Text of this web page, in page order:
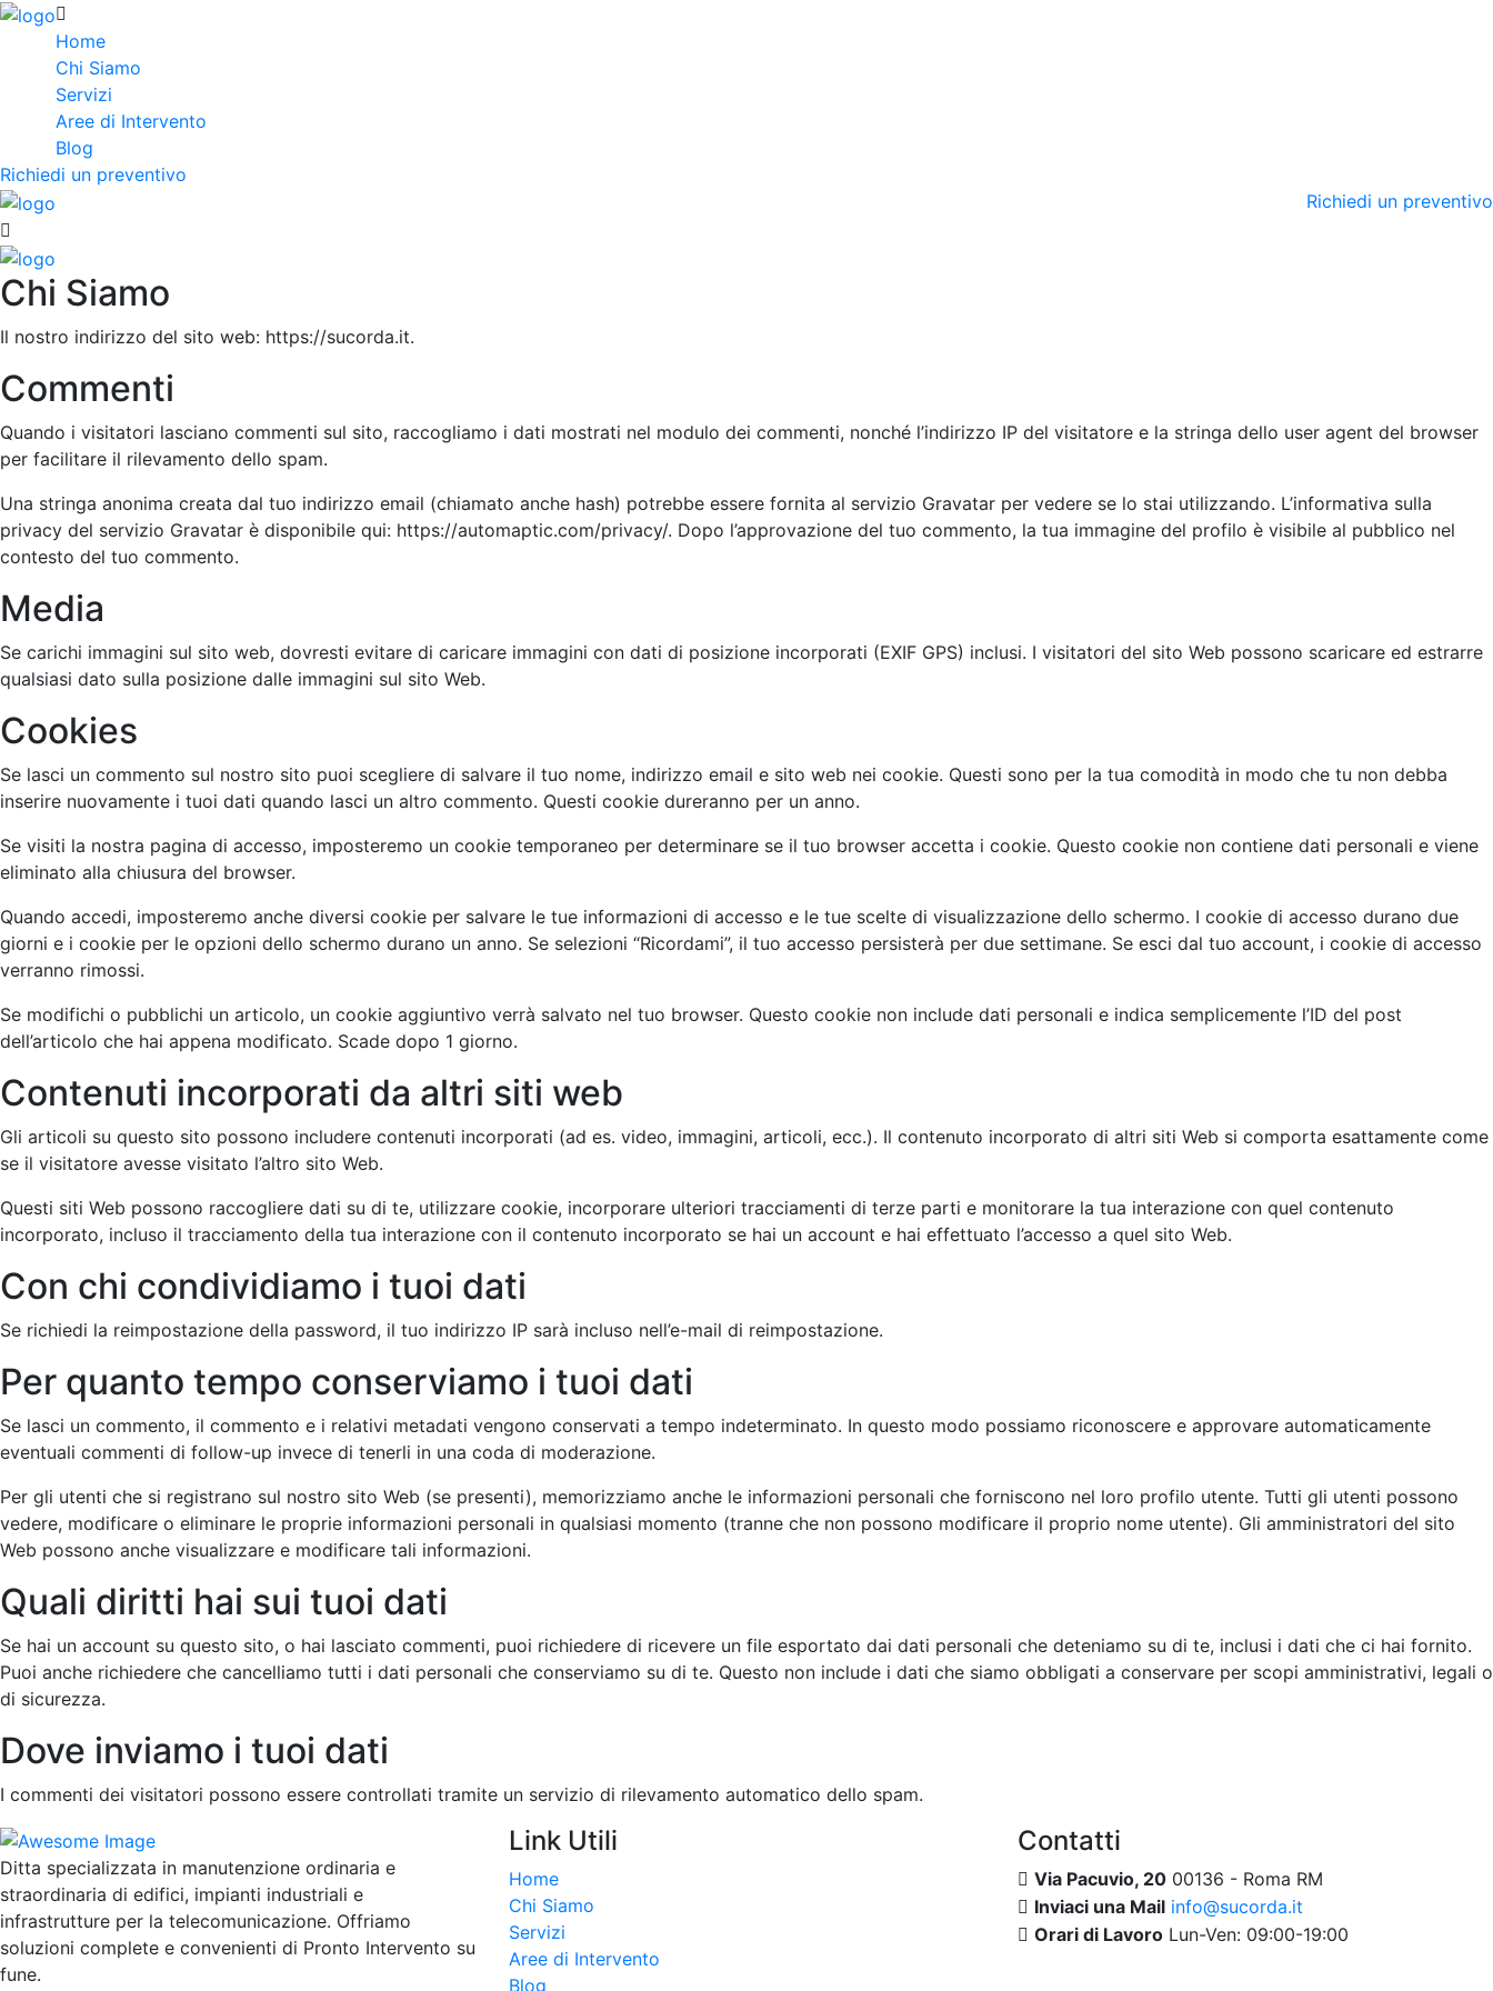
Home
Chi Siamo
Servizi
Aree di Intervento
Blog
Richiedi un preventivo
Richiedi un preventivo
Chi Siamo
Il nostro indirizzo del sito web: https://sucorda.it.
Commenti
Quando i visitatori lasciano commenti sul sito, raccogliamo i dati mostrati nel modulo dei commenti, nonché l’indirizzo IP del visitatore e la stringa dello user agent del browser
per facilitare il rilevamento dello spam.
Una stringa anonima creata dal tuo indirizzo email (chiamato anche hash) potrebbe essere fornita al servizio Gravatar per vedere se lo stai utilizzando. L’informativa sulla
privacy del servizio Gravatar è disponibile qui: https://automaptic.com/privacy/. Dopo l’approvazione del tuo commento, la tua immagine del profilo è visibile al pubblico nel
contesto del tuo commento.
Media
Se carichi immagini sul sito web, dovresti evitare di caricare immagini con dati di posizione incorporati (EXIF GPS) inclusi. I visitatori del sito Web possono scaricare ed estrarre
qualsiasi dato sulla posizione dalle immagini sul sito Web.
Cookies
Se lasci un commento sul nostro sito puoi scegliere di salvare il tuo nome, indirizzo email e sito web nei cookie. Questi sono per la tua comodità in modo che tu non debba
inserire nuovamente i tuoi dati quando lasci un altro commento. Questi cookie dureranno per un anno.
Se visiti la nostra pagina di accesso, imposteremo un cookie temporaneo per determinare se il tuo browser accetta i cookie. Questo cookie non contiene dati personali e viene
eliminato alla chiusura del browser.
Quando accedi, imposteremo anche diversi cookie per salvare le tue informazioni di accesso e le tue scelte di visualizzazione dello schermo. I cookie di accesso durano due
giorni e i cookie per le opzioni dello schermo durano un anno. Se selezioni “Ricordami”, il tuo accesso persisterà per due settimane. Se esci dal tuo account, i cookie di accesso
verranno rimossi.
Se modifichi o pubblichi un articolo, un cookie aggiuntivo verrà salvato nel tuo browser. Questo cookie non include dati personali e indica semplicemente l’ID del post
dell’articolo che hai appena modificato. Scade dopo 1 giorno.
Contenuti incorporati da altri siti web
Gli articoli su questo sito possono includere contenuti incorporati (ad es. video, immagini, articoli, ecc.). Il contenuto incorporato di altri siti Web si comporta esattamente come
se il visitatore avesse visitato l’altro sito Web.
Questi siti Web possono raccogliere dati su di te, utilizzare cookie, incorporare ulteriori tracciamenti di terze parti e monitorare la tua interazione con quel contenuto
incorporato, incluso il tracciamento della tua interazione con il contenuto incorporato se hai un account e hai effettuato l’accesso a quel sito Web.
Con chi condividiamo i tuoi dati
Se richiedi la reimpostazione della password, il tuo indirizzo IP sarà incluso nell’e-mail di reimpostazione.
Per quanto tempo conserviamo i tuoi dati
Se lasci un commento, il commento e i relativi metadati vengono conservati a tempo indeterminato. In questo modo possiamo riconoscere e approvare automaticamente
eventuali commenti di follow-up invece di tenerli in una coda di moderazione.
Per gli utenti che si registrano sul nostro sito Web (se presenti), memorizziamo anche le informazioni personali che forniscono nel loro profilo utente. Tutti gli utenti possono
vedere, modificare o eliminare le proprie informazioni personali in qualsiasi momento (tranne che non possono modificare il proprio nome utente). Gli amministratori del sito
Web possono anche visualizzare e modificare tali informazioni.
Quali diritti hai sui tuoi dati
Se hai un account su questo sito, o hai lasciato commenti, puoi richiedere di ricevere un file esportato dai dati personali che deteniamo su di te, inclusi i dati che ci hai fornito.
Puoi anche richiedere che cancelliamo tutti i dati personali che conserviamo su di te. Questo non include i dati che siamo obbligati a conservare per scopi amministrativi, legali o
di sicurezza.
Dove inviamo i tuoi dati
I commenti dei visitatori possono essere controllati tramite un servizio di rilevamento automatico dello spam.
Ditta specializzata in manutenzione ordinaria e
straordinaria di edifici, impianti industriali e
infrastrutture per la telecomunicazione. Offriamo
soluzioni complete e convenienti di Pronto Intervento su
fune.
Link Utili
Home
Chi Siamo
Servizi
Aree di Intervento
Blog
Contatti
Via Pacuvio, 20 00136 - Roma RM
Inviaci una Mail info@sucorda.it
Orari di Lavoro Lun-Ven: 09:00-19:00